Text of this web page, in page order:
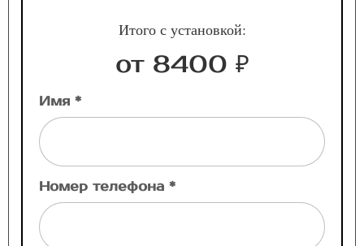
Итого с установкой:
от 8400 ₽
Имя *
Номер телефона *